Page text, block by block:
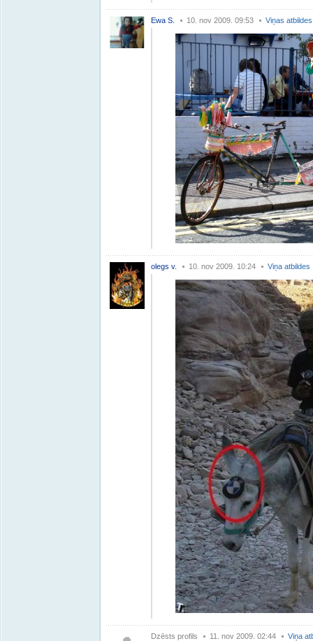
Ewa S. 10. nov 2009. 09:53 Viņas atbildes
olegs v. 10. nov 2009. 10:24 Viņa atbildes
Dzēsts profils 11. nov 2009. 02:44 Viņa